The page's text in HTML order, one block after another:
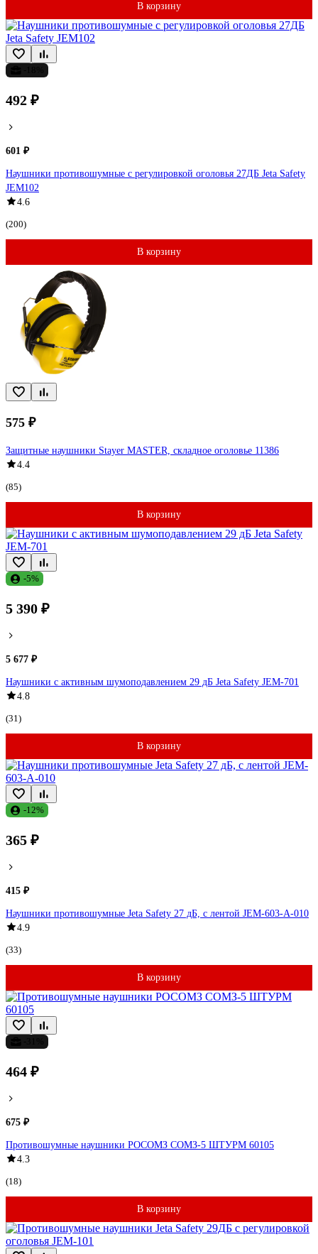
В корзину
492 ₽
601 ₽
Наушники противошумные с регулировкой оголовья 27ДБ Jeta Safety
JEM102
4.6
(200)
В корзину
575 ₽
Защитные наушники Stayer MASTER, складное оголовье 11386
4.4
(85)
В корзину
-5%
5 390 ₽
5 677 ₽
Наушники с активным шумоподавлением 29 дБ Jeta Safety JEM-701
4.8
(31)
В корзину
-12%
365 ₽
415 ₽
Наушники противошумные Jeta Safety 27 дБ, с лентой JEM-603-A-010
4.9
(33)
В корзину
464 ₽
675 ₽
Противошумные наушники РОСОМЗ СОМЗ-5 ШТУРМ 60105
4.3
(18)
В корзину